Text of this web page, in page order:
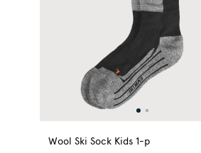
Wool Ski Sock Kids 1-p